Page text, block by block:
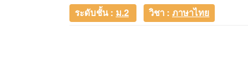
ระดับชั้น : ม.2 วิชา : ภาษาไทย